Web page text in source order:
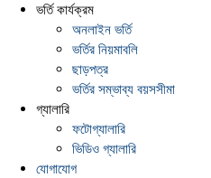
ভর্তি কার্যক্রম
অনলাইন ভর্তি
ভর্তির নিয়মাবলি
ছাড়পত্র
ভর্তির সম্ভাব্য বয়সসীমা
গ্যালারি
ফটোগ্যালারি
ভিডিও গ্যালারি
যোগাযোগ